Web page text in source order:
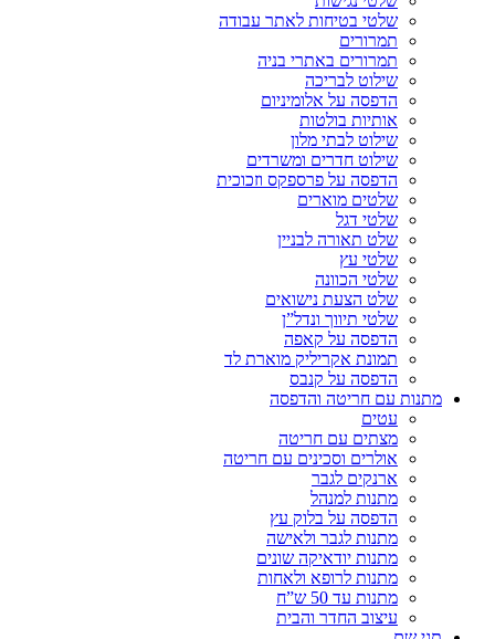
שלטי בטיחות לאתר עבודה
תמרורים
תמרורים באתרי בניה
שילוט לבריכה
הדפסה על אלומיניום
אותיות בולטות
שילוט לבתי מלון
שילוט חדרים ומשרדים
הדפסה על פרספקס וזכוכית
שלטים מוארים
שלטי דגל
שלט תאורה לבניין
שלטי עץ
שלטי הכוונה
שלט הצעת נישואים
שלטי תיווך ונדל”ן
הדפסה על קאפה
תמונת אקריליק מוארת לד
הדפסה על קנבס
מתנות עם חריטה והדפסה
עטים
מצתים עם חריטה
אולרים וסכינים עם חריטה
ארנקים לגבר
מתנות למנהל
הדפסה על בלוק עץ
מתנות לגבר ולאישה
מתנות יודאיקה שונים
מתנות לרופא ולאחות
מתנות עד 50 ש”ח
עיצוב החדר והבית